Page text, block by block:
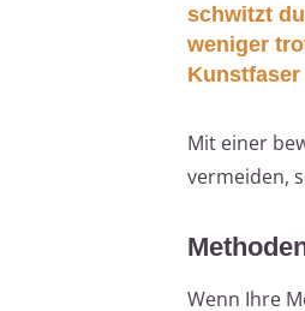
schwitzt du
weniger
Kunstfaser
Mit einer
vermeiden,
Wenn Ihre